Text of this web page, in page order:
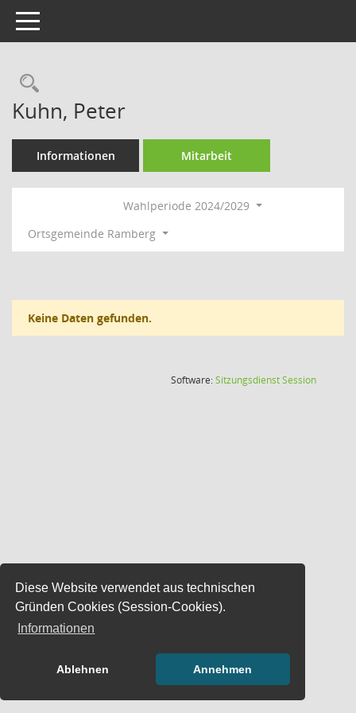
Diese Website verwendet aus technischen
Gründen Cookies (Session-Cookies).
Informationen
Ablehnen Annehmen
Toggle navigation
Rechercheauswahl
Kuhn, Peter
Informationen Mitarbeit
Wahlperiode 2024/2029
Ortsgemeinde Ramberg
Keine Daten gefunden.
Software:SitzungsdienstSession(Wird in